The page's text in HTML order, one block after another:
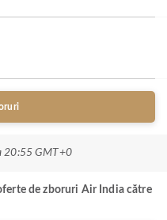
20:55 GMT+0
de zboruri Air India către